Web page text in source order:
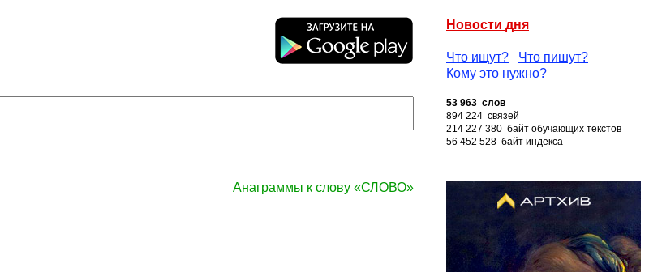
Новости дня
Что ищут?
Что пишут?
Кому это нужно?
53 963 слов
894 224 связей
214 227 380 байт обучающих текстов
56 452 528 байт индекса
Анаграммы к слову «СЛОВО»